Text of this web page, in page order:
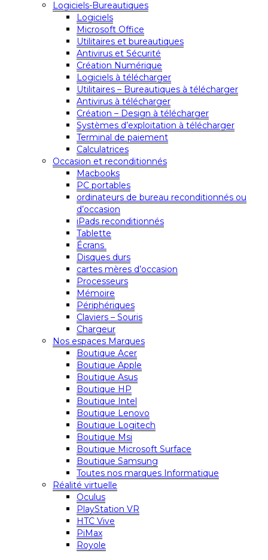
Logiciels-Bureautiques
Logiciels
Microsoft Office
Utilitaires et bureautiques
Antivirus et Sécurité
Création Numérique
Logiciels à télécharger
Utilitaires – Bureautiques à télécharger
Antivirus à télécharger
Création – Design à télécharger
Systèmes d’exploitation à télécharger
Terminal de paiement
Calculatrices
Occasion et reconditionnés
Macbooks
PC portables
ordinateurs de bureau reconditionnés ou
d’occasion
iPads reconditionnés
Tablette
Écrans
Disques durs
cartes mères d’occasion
Processeurs
Mémoire
Périphériques
Claviers – Souris
Chargeur
Nos espaces Marques
Boutique Acer
Boutique Apple
Boutique Asus
Boutique HP
Boutique Intel
Boutique Lenovo
Boutique Logitech
Boutique Msi
Boutique Microsoft Surface
Boutique Samsung
Toutes nos marques Informatique
Réalité virtuelle
Oculus
PlayStation VR
HTC Vive
PiMax
Royole